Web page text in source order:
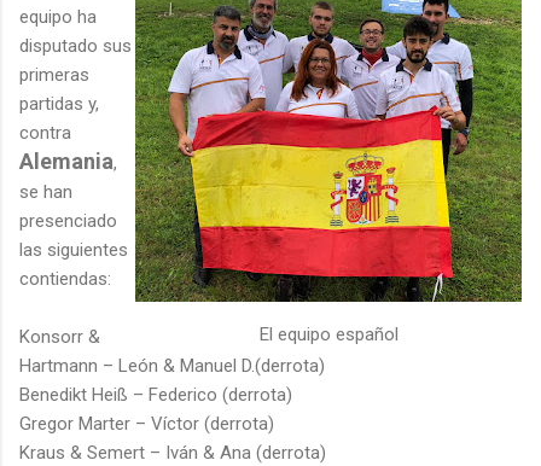
El equipo español
equipo ha
disputado sus
primeras
partidas y,
contra
Alemania,
se han
presenciado
las siguientes
contiendas:
Konsorr &
Hartmann – León & Manuel D.(derrota)
Benedikt Heiß – Federico (derrota)
Gregor Marter – Víctor (derrota)
Kraus & Semert – Iván & Ana (derrota)